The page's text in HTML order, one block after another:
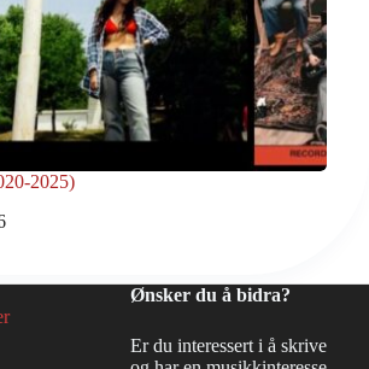
2025)
Ønsker du å bidra?
Er du interessert i å skrive